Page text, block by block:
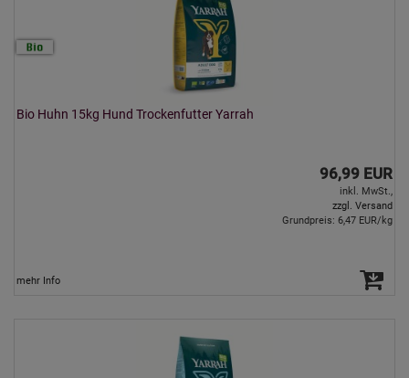
Bio Huhn 15kg Hund Trockenfutter Yarrah
96,99 EUR
inkl. MwSt.,
zzgl. Versand
Grundpreis: 6,47 EUR/kg
mehr Info